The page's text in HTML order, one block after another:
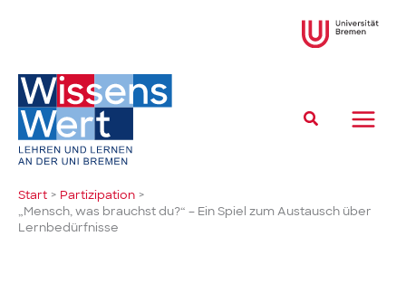
Suchen
Start
Partizipation
„Mensch, was brauchst du?“ – Ein Spiel zum Austausch über
Lern­bedürfnisse